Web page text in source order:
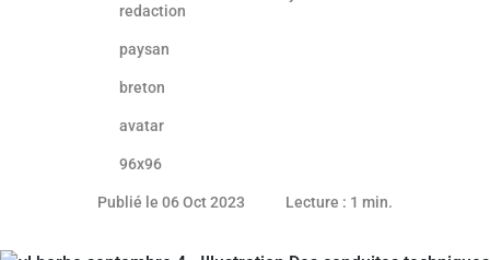
Publié le 06 Oct 2023 05 octobre 2023
Lecture : 1 min.